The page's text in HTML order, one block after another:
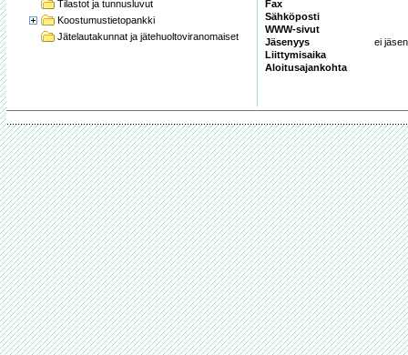
Tilastot ja tunnusluvut
Koostumustietopankki
Jätelautakunnat ja jätehuoltoviranomaiset
Fax
Sähköposti
WWW-sivut
Jäsenyys
ei jäsen
Liittymisaika
Aloitusajankohta